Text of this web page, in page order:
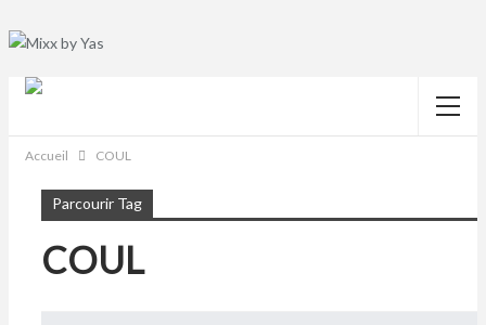
Accueil COUL
Parcourir Tag
COUL